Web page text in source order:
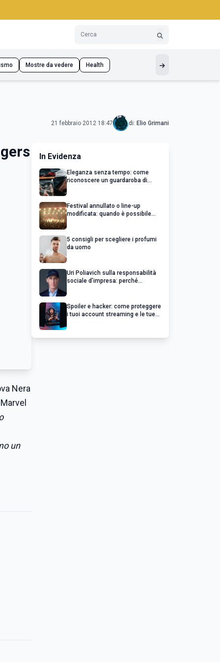
Mostre da vedere Health
21 febbraio 2012 18:47 di: Elio Grimani
Nera
un
In Evidenza
Eleganza senza tempo: come
riconoscere un guardaroba di
Festival annullato o line-up
modificata: quando è possibile
5 consigli per scegliere i profumi
da uomo
Uri Poliavich sulla responsabilità
sociale d’impresa: perché
Spoiler e hacker: come proteggere
i tuoi account streaming e le tue